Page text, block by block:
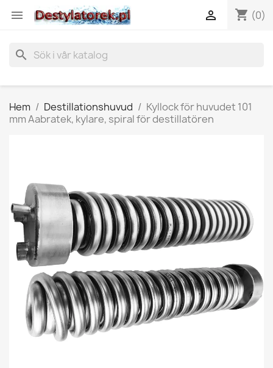
 shopping_cart (0)

search
Hem Destillationshuvud
Kyllock för huvudet 101
mm Aabratek, kylare, spiral för destillatören